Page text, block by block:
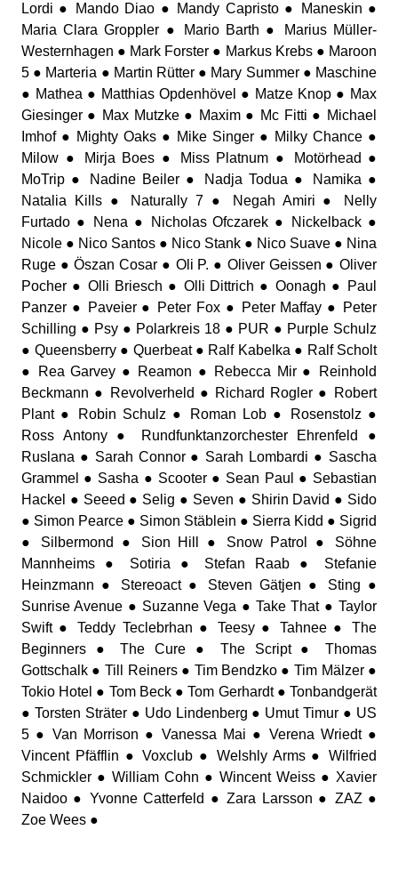
Lordi ● Mando Diao ● Mandy Capristo ● Maneskin ●
Maria Clara Groppler ● Mario Barth ● Marius Müller-
Westernhagen ● Mark Forster ● Markus Krebs ● Maroon
5 ● Marteria ● Martin Rütter ● Mary Summer ● Maschine
● Mathea ● Matthias Opdenhövel ● Matze Knop ● Max
Giesinger ● Max Mutzke ● Maxim ● Mc Fitti ● Michael
Imhof ● Mighty Oaks ● Mike Singer ● Milky Chance ●
Milow ● Mirja Boes ● Miss Platnum ● Motörhead ●
MoTrip ● Nadine Beiler ● Nadja Todua ● Namika ●
Natalia Kills ● Naturally 7 ● Negah Amiri ● Nelly
Furtado ● Nena ● Nicholas Ofczarek ● Nickelback ●
Nicole ● Nico Santos ● Nico Stank ● Nico Suave ● Nina
Ruge ● Öszan Cosar ● Oli P. ● Oliver Geissen ● Oliver
Pocher ● Olli Briesch ● Olli Dittrich ● Oonagh ● Paul
Panzer ● Paveier ● Peter Fox ● Peter Maffay ● Peter
Schilling ● Psy ● Polarkreis 18 ● PUR ● Purple Schulz
● Queensberry ● Querbeat ● Ralf Kabelka ● Ralf Scholt
● Rea Garvey ● Reamon ● Rebecca Mir ● Reinhold
Beckmann ● Revolverheld ● Richard Rogler ● Robert
Plant ● Robin Schulz ● Roman Lob ● Rosenstolz ●
Ross Antony ● Rundfunktanzorchester Ehrenfeld ●
Ruslana ● Sarah Connor ● Sarah Lombardi ● Sascha
Grammel ● Sasha ● Scooter ● Sean Paul ● Sebastian
Hackel ● Seeed ● Selig ● Seven ● Shirin David ● Sido
● Simon Pearce ● Simon Stäblein ● Sierra Kidd ● Sigrid
● Silbermond ● Sion Hill ● Snow Patrol ● Söhne
Mannheims ● Sotiria ● Stefan Raab ● Stefanie
Heinzmann ● Stereoact ● Steven Gätjen ● Sting ●
Sunrise Avenue ● Suzanne Vega ● Take That ● Taylor
Swift ● Teddy Teclebrhan ● Teesy ● Tahnee ● The
Beginners ● The Cure ● The Script ● Thomas
Gottschalk ● Till Reiners ● Tim Bendzko ● Tim Mälzer ●
Tokio Hotel ● Tom Beck ● Tom Gerhardt ● Tonbandgerät
● Torsten Sträter ● Udo Lindenberg ● Umut Timur ● US
5 ● Van Morrison ● Vanessa Mai ● Verena Wriedt ●
Vincent Pfäfflin ● Voxclub ● Welshly Arms ● Wilfried
Schmickler ● William Cohn ● Wincent Weiss ● Xavier
Naidoo ● Yvonne Catterfeld ● Zara Larsson ● ZAZ ●
Zoe Wees ●